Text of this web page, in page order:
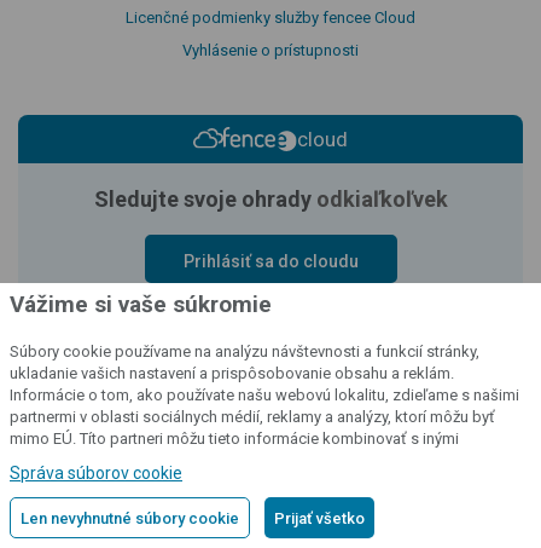
Licenčné podmienky služby fencee Cloud
Vyhlásenie o prístupnosti
cloud
Sledujte svoje ohrady odkiaľkoľvek
Prihlásiť sa do cloudu
Vážime si vaše súkromie
Súbory cookie používame na analýzu návštevnosti a funkcií stránky,
ukladanie vašich nastavení a prispôsobovanie obsahu a reklám.
Informácie o tom, ako používate našu webovú lokalitu, zdieľame s našimi
partnermi v oblasti sociálnych médií, reklamy a analýzy, ktorí môžu byť
mimo EÚ. Títo partneri môžu tieto informácie kombinovať s inými
používania ich služieb.Podrobné informácie
Správa súborov cookie
Len nevyhnutné súbory cookie Prijať všetko